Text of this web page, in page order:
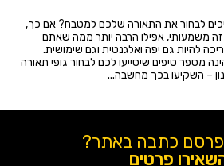
לבחור את התאורה שלכם למטבח? אם כך,
זה משמעותי, אפילו הרבה יותר ממה שאתם
להיות גם יפה ואלגנטית וגם שימושית.
מספר טיפים שיסייעו לכם לבחור גופי תאורה
– השקיעו בכך מחשבה...
כתבה באתר?
פרטים